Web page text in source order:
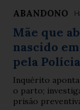
ABANDONO
Mãe que
nascido
pela
Inquérito aponta
o parto;
prisão